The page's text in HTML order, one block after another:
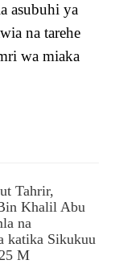
asubuhi ya
na tarehe
wa miaka
Tahrir,
Khalil Abu
na
katika Sikukuu
M